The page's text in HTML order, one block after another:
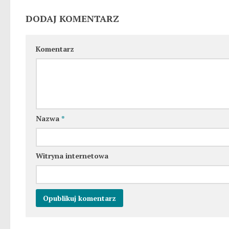
DODAJ KOMENTARZ
Komentarz
Nazwa *
Witryna internetowa